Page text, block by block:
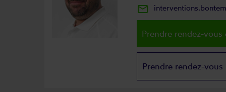
mail_outline
Prendre rendez-vous
Prendre rendez-vous